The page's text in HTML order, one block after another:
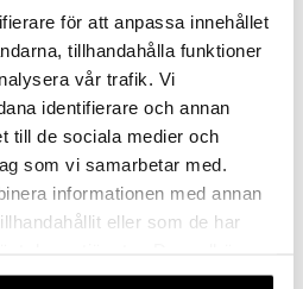
för att anpassa innehållet
tillhandahålla funktioner
vår trafik. Vi
identifierare och annan
till de sociala medier och
som vi samarbetar med.
informationen med annan
eller som de har
av vår webbplats.